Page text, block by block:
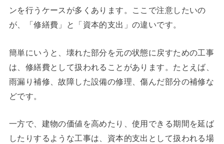
ンを行うケースが多くあります。ここで注意したいの
が、「修繕費」と「資本的支出」の違いです。
簡単にいうと、壊れた部分を元の状態に戻すための工事
は、修繕費として扱われることがあります。たとえば、
雨漏り補修、故障した設備の修理、傷んだ部分の補修な
どです。
一方で、建物の価値を高めたり、使用できる期間を延ば
したりするような工事は、資本的支出として扱われる場